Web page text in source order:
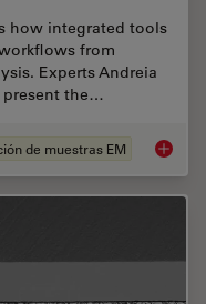
how integrated tools
from
Experts Andreia
present the…
de muestras EM